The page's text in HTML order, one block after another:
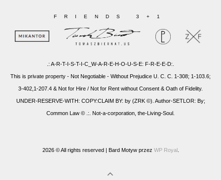
FRIENDS 3+1
.: A-R-T-I-S-T-I-C_W-A-R-E-H-O-U-S-E: F-R-E-E-D:.
This is private property - Not Negotiable - Without Prejudice U. C. C. 1-308; 1-103.6;
3-402,1-207.4 & Not for Hire / Not for Rent without Consent & Oath of Fidelity.
UNDER-RESERVE-WITH: COPY:CLAIM BY: by (ZRK ©). Author-SETLOR: By;
Common Law © .:. Not-a-corporation, the-Living-Soul.
2026 © All rights reserved | Bard Motyw przez WP Royal.